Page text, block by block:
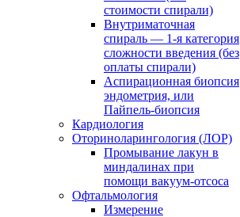
стоимости спирали)
Внутриматочная
спираль — 1-я категория
сложности введения (без
оплаты спирали)
Аспирационная биопсия
эндометрия, или
Пайпель-биопсия
Кардиология
Оториноларингология (ЛОР)
Промывание лакун в
миндалинах при
помощи вакуум-отсоса
Офтальмология
Измерение